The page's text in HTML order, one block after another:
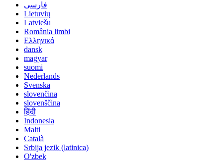
فارسی
Lietuvių
Latviešu
România limbi
Ελληνικά
dansk
magyar
suomi
Nederlands
Svenska
slovenčina
slovenščina
हिंदी
Indonesia
Malti
Català
Srbija jezik (latinica)
O'zbek